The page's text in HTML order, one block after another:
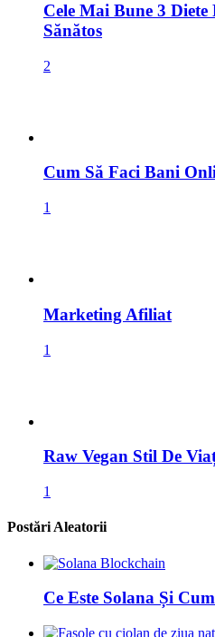
Cele Mai Bune 3
Sănătos
2
Cum Să Faci Bani
1
Marketing Afiliat
1
Raw Vegan Stil De
1
Postări Aleatorii
Ce Este Solana Și